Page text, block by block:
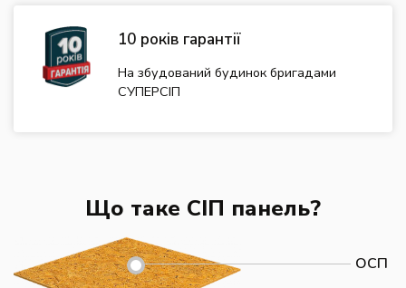
10 років гарантії
На збудований будинок бригадами
СУПЕРСІП
Що таке СІП панель?
ОСП